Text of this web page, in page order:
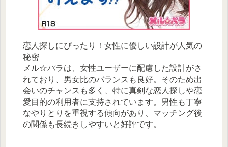
恋人探しにぴったり！女性に優しい設計が人気の
秘密
メル☆パラは、女性ユーザーに配慮した設計がさ
れており、男女比のバランスも良好。そのため出
会いのチャンスも多く、特に真剣な恋人探しや恋
愛目的の利用者に支持されています。男性も丁寧
なやりとりを重視する傾向があり、マッチング後
の関係も長続きしやすいと好評です。